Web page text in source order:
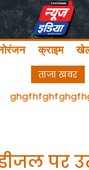
क्राइम
ताजा खबर
पर